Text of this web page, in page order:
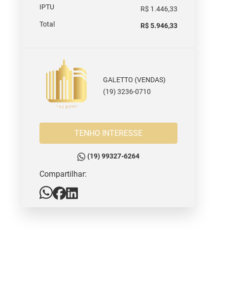
IPTU
R$ 1.446,33
Total
R$ 5.946,33
GALETTO (VENDAS)
(19) 3236-0710
TENHO INTERESSE
(19) 99327-6264
Compartilhar: